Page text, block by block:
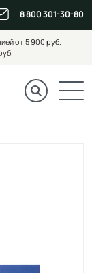
8 800 301-30-80
от 5 900 руб.